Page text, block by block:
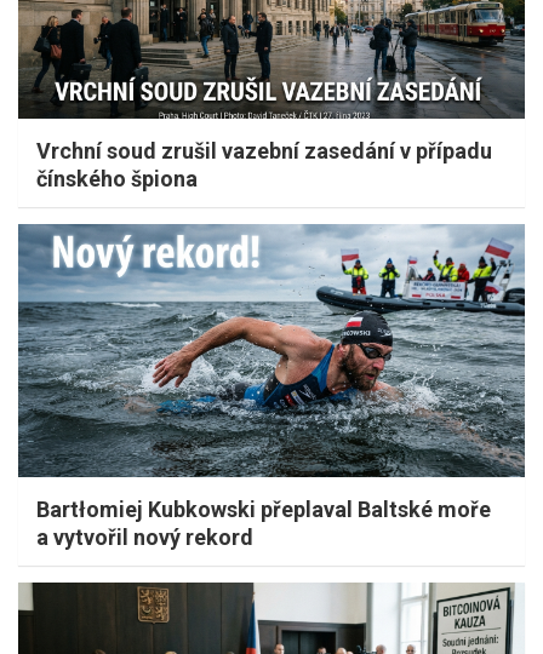
Vrchní soud zrušil vazební zasedání v případu
čínského špiona
Bartłomiej Kubkowski přeplaval Baltské moře
a vytvořil nový rekord